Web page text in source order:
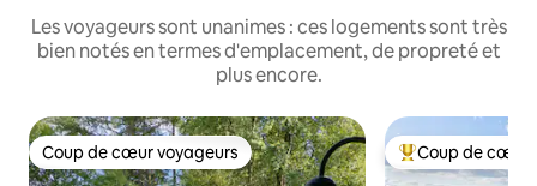
Les voyageurs sont unanimes : ces logements sont très
bien notés en termes d'emplacement, de propreté et
plus encore.
Coup de cœur voyageurs
Coup de cœur voyageurs Coups de cœur
Coup de cœur